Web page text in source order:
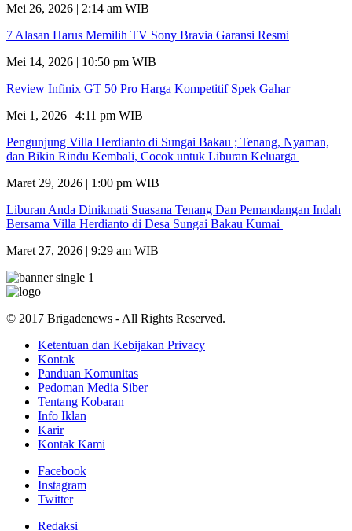
Mei 26, 2026 | 2:14 am WIB
7 Alasan Harus Memilih TV Sony Bravia Garansi Resmi
Mei 14, 2026 | 10:50 pm WIB
Review Infinix GT 50 Pro Harga Kompetitif Spek Gahar
Mei 1, 2026 | 4:11 pm WIB
Pengunjung Villa Herdianto di Sungai Bakau ; Tenang, Nyaman,
dan Bikin Rindu Kembali, Cocok untuk Liburan Keluarga
Maret 29, 2026 | 1:00 pm WIB
Liburan Anda Dinikmati Suasana Tenang Dan Pemandangan Indah
Bersama Villa Herdianto di Desa Sungai Bakau Kumai
Maret 27, 2026 | 9:29 am WIB
© 2017 Brigadenews - All Rights Reserved.
Ketentuan dan Kebijakan Privacy
Kontak
Panduan Komunitas
Pedoman Media Siber
Tentang Kobaran
Info Iklan
Karir
Kontak Kami
Facebook
Instagram
Twitter
Redaksi